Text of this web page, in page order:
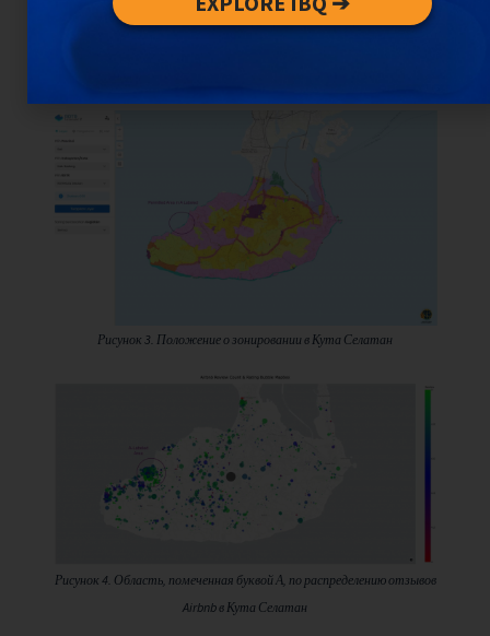
район привлекает значительный
Рисунок 3. Положение о зонировании в Кута Селатан
Рисунок 4. Область, помеченная буквой А, по распределению отзывов
Airbnb в Кута Селатан